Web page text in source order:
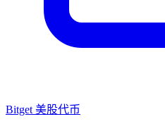
Bitget 美股代币